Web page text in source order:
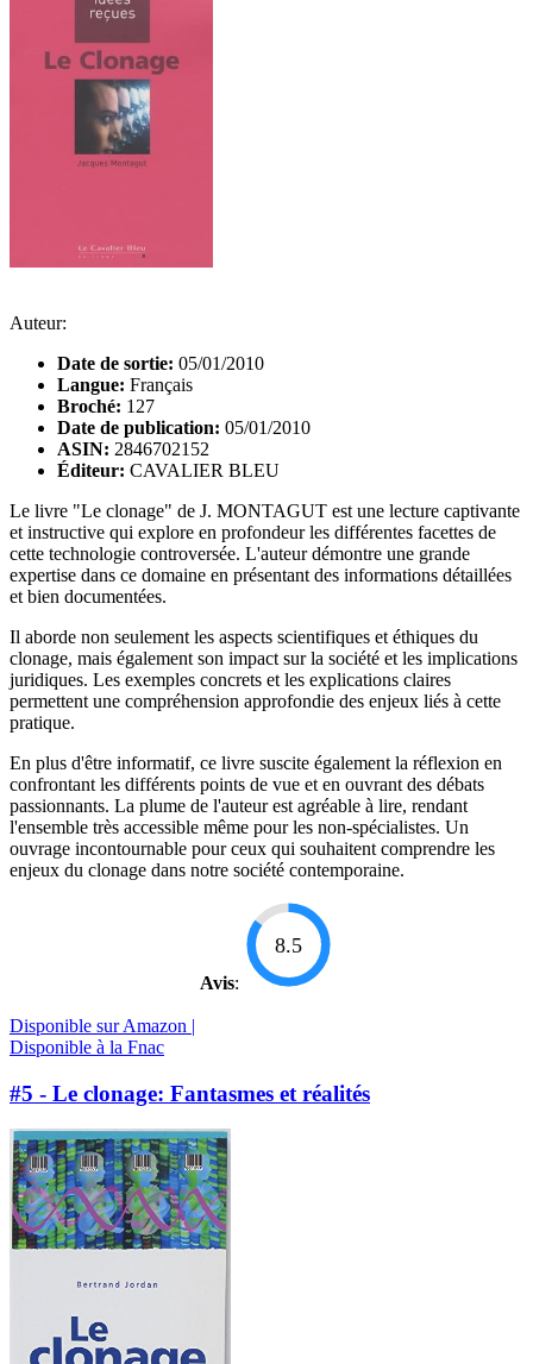
Auteur:
Date de sortie: 05/01/2010
Langue: Français
Broché: 127
Date de publication: 05/01/2010
ASIN: 2846702152
Éditeur: CAVALIER BLEU
Le livre "Le clonage" de J. MONTAGUT est une lecture captivante
et instructive qui explore en profondeur les différentes facettes de
cette technologie controversée. L'auteur démontre une grande
expertise dans ce domaine en présentant des informations détaillées
et bien documentées.
Il aborde non seulement les aspects scientifiques et éthiques du
clonage, mais également son impact sur la société et les implications
juridiques. Les exemples concrets et les explications claires
permettent une compréhension approfondie des enjeux liés à cette
pratique.
En plus d'être informatif, ce livre suscite également la réflexion en
confrontant les différents points de vue et en ouvrant des débats
passionnants. La plume de l'auteur est agréable à lire, rendant
l'ensemble très accessible même pour les non-spécialistes. Un
ouvrage incontournable pour ceux qui souhaitent comprendre les
enjeux du clonage dans notre société contemporaine.
Avis:
8.5
Disponible sur Amazon |
Disponible à la Fnac
#5 - Le clonage: Fantasmes et réalités